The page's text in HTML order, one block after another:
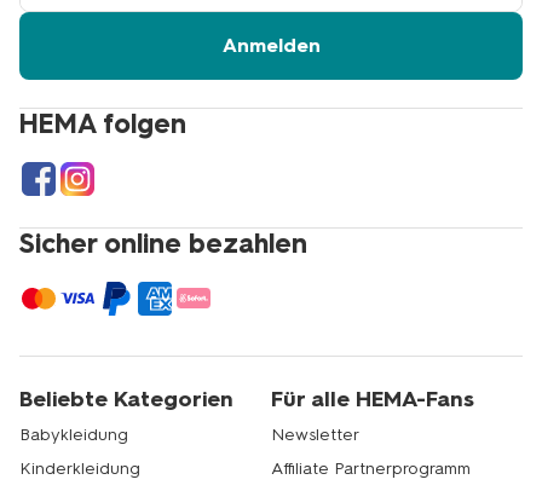
HEMA folgen
Sicher online bezahlen
Adresse
Anmelden
Beliebte Kategorien
Babykleidung
Kinderkleidung
Für alle HEMA-Fans
Newsletter
Affiliate Partnerprogramm